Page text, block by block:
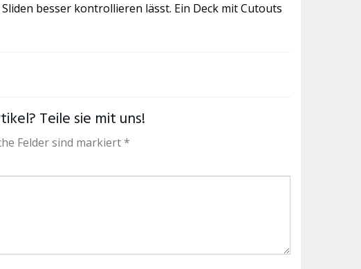
besser kontrollieren lässt. Ein Deck mit Cutouts
Teile sie mit uns!
Felder sind markiert *